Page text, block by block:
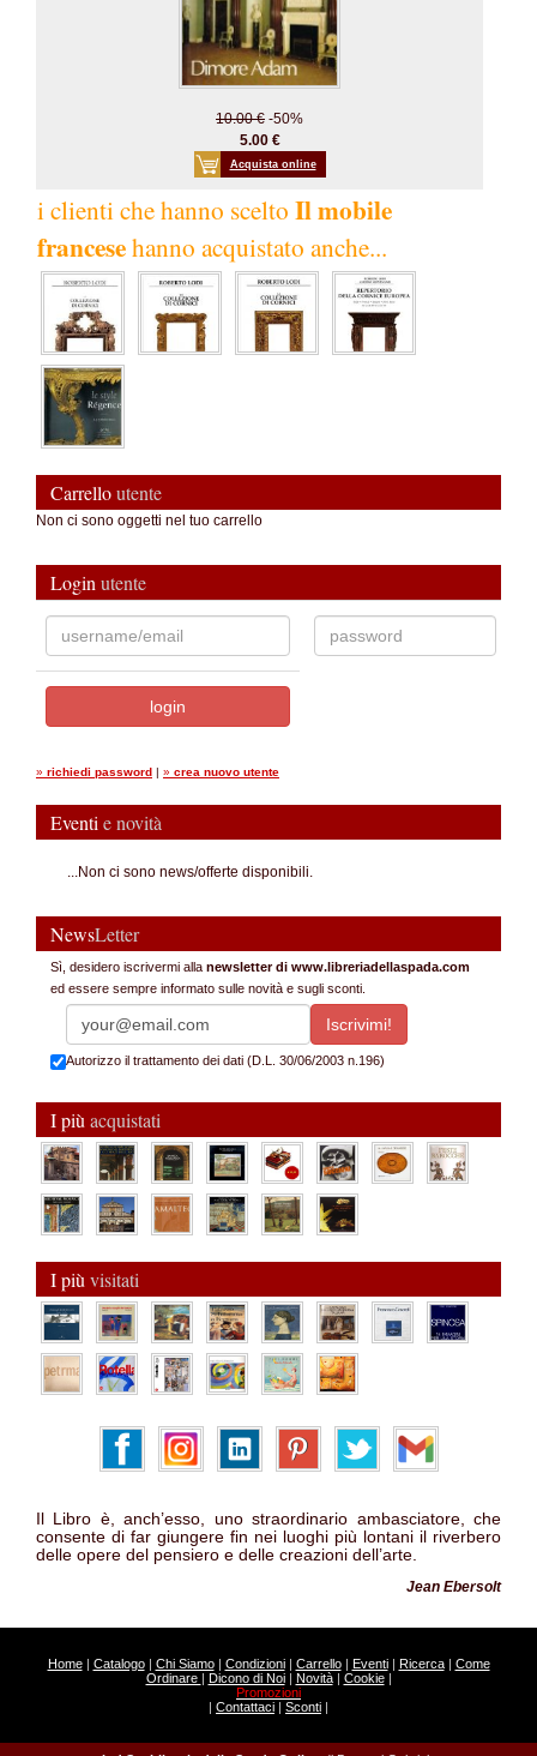
10.00 € -50%
5.00 €
Acquista online
i clienti che hanno scelto Il mobile
francesehanno acquistato anche...
Carrelloutente
Non ci sono oggetti nel tuo carrello
Login utente
» richiedi password | » crea nuovo utente
Eventi e novità
...Non ci sono news/offerte disponibili.
NewsLetter
Sì, desidero iscrivermi alla newsletter di www.libreriadellaspada.com
ed essere sempre informato sulle novità e sugli sconti.
Autorizzo il trattamento dei dati (D.L. 30/06/2003 n.196)
I più acquistati
I più visitati
Il Libro è, anch’esso, uno straordinario ambasciatore, che
consente di far giungere fin nei luoghi più lontani il riverbero
delle opere del pensiero e delle creazioni dell’arte.
Jean Ebersolt
Home| Catalogo| Chi Siamo| Condizioni| Carrello| Eventi| Ricerca| Come
Ordinare | Dicono di Noi| Novità| Cookie|
Promozioni
| Contattaci | Sconti |